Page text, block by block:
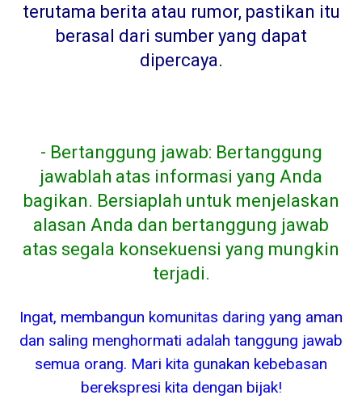
terutama berita atau rumor, pastikan itu
berasal dari sumber yang dapat
dipercaya.
- Bertanggung jawab: Bertanggung
jawablah atas informasi yang Anda
bagikan. Bersiaplah untuk menjelaskan
alasan Anda dan bertanggung jawab
atas segala konsekuensi yang mungkin
terjadi.
Ingat, membangun komunitas daring yang aman
dan saling menghormati adalah tanggung jawab
semua orang. Mari kita gunakan kebebasan
berekspresi kita dengan bijak!